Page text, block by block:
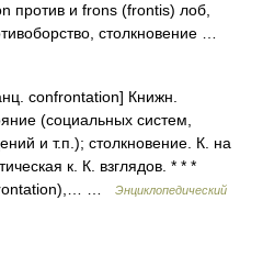
против и frons (frontis) лоб,
столкновение …
confrontation] Книжн.
(социальных систем,
и т.п.); столкновение. К. на
к. К. взглядов. * * *
…
Энциклопедический